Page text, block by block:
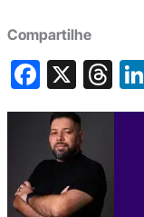
Compartilhe
F
a
c
e
b
X T
hr